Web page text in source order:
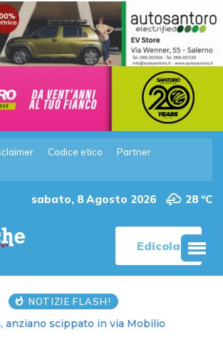
Codice etico
Partner
sabato, 8 Agosto 2026 28 °C
Edicola
NOTIZIE FLASH!
anziano scippato in via Mobilio